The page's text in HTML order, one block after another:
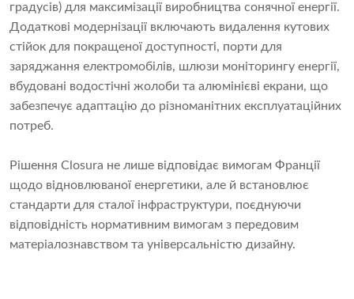
градусів) для максимізації виробництва сонячної енергії.
Додаткові модернізації включають видалення кутових
стійок для покращеної доступності, порти для
заряджання електромобілів, шлюзи моніторингу енергії,
вбудовані водостічні жолоби та алюмінієві екрани, що
забезпечує адаптацію до різноманітних експлуатаційних
потреб.
Рішення Closura не лише відповідає вимогам Франції
щодо відновлюваної енергетики, але й встановлює
стандарти для сталої інфраструктури, поєднуючи
відповідність нормативним вимогам з передовим
матеріалознавством та універсальністю дизайну.